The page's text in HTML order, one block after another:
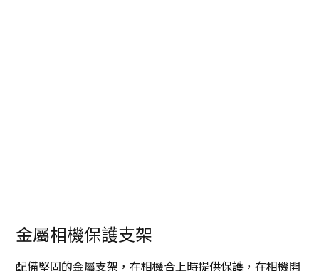
金屬相機保護支架
配備堅固的金屬支架，在相機合上時提供保護，在相機開